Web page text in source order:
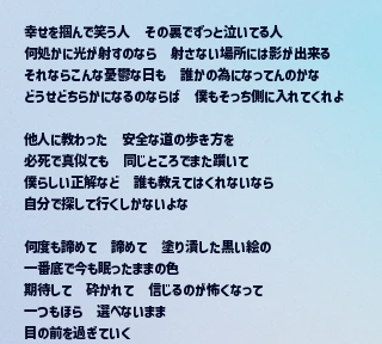
幸せを掴んで笑う人　その裏でずっと泣いてる人
何処かに光が射すのなら　射さない場所には影が出来る
それならこんな憂鬱な日も　誰かの為になってんのかな
どうせどちらかになるのならば　僕もそっち側に入れてくれよ
他人に教わった　安全な道の歩き方を
必死で真似ても　同じところでまた躓いて
僕らしい正解など　誰も教えてはくれないなら
自分で探して行くしかないよな
何度も諦めて　諦めて　塗り潰した黒い絵の
一番底で今も眠ったままの色
期待して　砕かれて　信じるのが怖くなって
一つもほら　選べないまま
目の前を過ぎていく